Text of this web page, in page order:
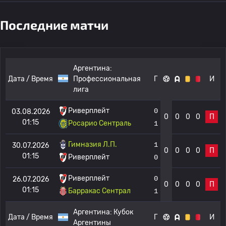
Последние матчи
Дата / Время
Аргентина:
Профессиональная
лига
Г И
03.08.2026
01:15
Риверплейт
Росарио Сентраль
0
1
0 0 0 0 П
30.07.2026
01:15
Гимназия Л.П.
Риверплейт
1
0
0 0 0 0 П
26.07.2026
01:15
Риверплейт
Барракас Сентрал
0
1
0 0 0 0 П
Дата / Время
Аргентина: Кубок
Аргентины
Г И